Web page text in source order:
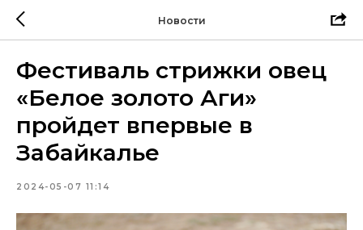
Новости
Фестиваль стрижки овец
«Белое золото Аги»
пройдет впервые в
Забайкалье
2024-05-07 11:14